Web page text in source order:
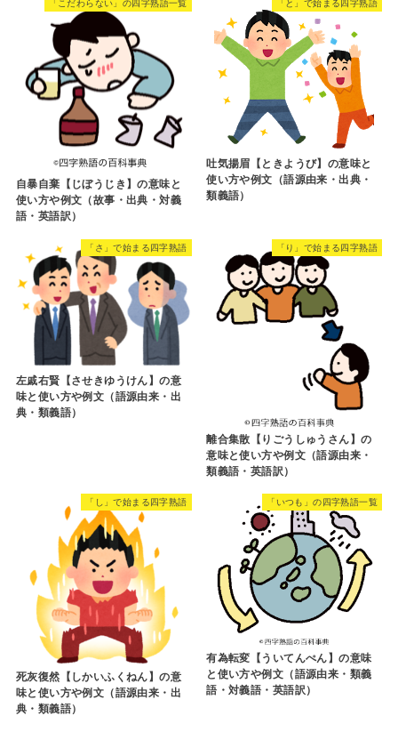
「こだわらない」の四字熟語一覧
自暴自棄【じぼうじき】の意味と
使い方や例文（故事・出典・対義
語・英語訳）
「と」で始まる四字熟語
吐気揚眉【ときようび】の意味と
使い方や例文（語源由来・出典・
類義語）
「さ」で始まる四字熟語
左戚右賢【させきゆうけん】の意
味と使い方や例文（語源由来・出
典・類義語）
「り」で始まる四字熟語
離合集散【りごうしゅうさん】の
意味と使い方や例文（語源由来・
類義語・英語訳）
「し」で始まる四字熟語
死灰復然【しかいふくねん】の意
味と使い方や例文（語源由来・出
典・類義語）
「いつも」の四字熟語一覧
有為転変【ういてんぺん】の意味
と使い方や例文（語源由来・類義
語・対義語・英語訳）